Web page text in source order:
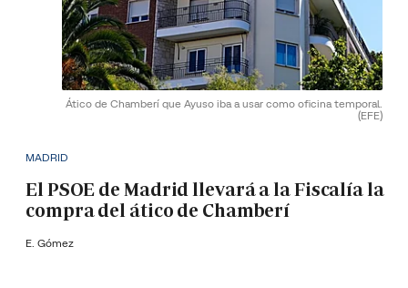
Ático de Chamberí que Ayuso iba a usar como oficina temporal.
(EFE)
MADRID
El PSOE de Madrid llevará a la Fiscalía la
compra del ático de Chamberí
E. Gómez